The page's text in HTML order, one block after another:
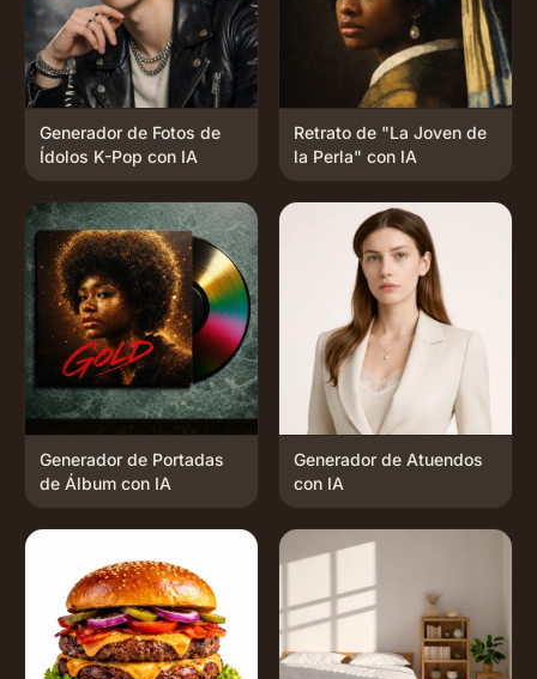
Generador de Fotos de
Ídolos K-Pop con IA
Retrato de "La Joven de
la Perla" con IA
Generador de Portadas
de Álbum con IA
Generador de Atuendos
con IA